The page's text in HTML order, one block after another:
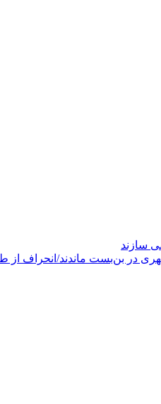
انحراف از طرح جامع ۱۳۸۶ به